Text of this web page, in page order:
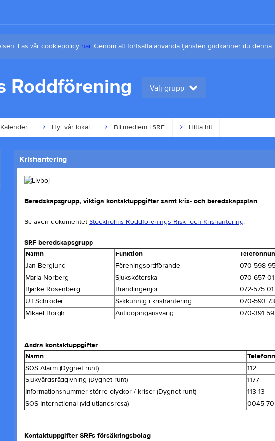
Läs vår cookiepolicy här. Genom att fortsätta använda tjänsten godkänner du denna.
Roddförening Välj grupp
Kalender Hyr vår lokal Bli medlem i SRF Hitta hit
Krishantering
Beredskapsgrupp, viktiga kontaktuppgifter samt kris- och beredskapsplan
Se även dokumentet Stockholms Roddförenings Risk- och Krishantering.
SRF beredskapsgrupp
Namn
Funktion
Jan Berglund
Föreningsordförande
070-598
Maria Norberg
Sjuksköterska
070-657
Bjarke Rosenberg
Brandingenjör
072-575
Ulf Schröder
Sakkunnig i krishantering
070-593
Mikael Borgh
Antidopingansvarig 070-391
Andra kontaktuppgifter
Namn
SOS Alarm (Dygnet runt)
112
Sjukvårdsrådgivning (Dygnet runt)
1177
Informationsnummer större olyckor / kriser (Dygnet runt)
113 13
SOS International (vid utlandsresa)
0045-
Kontaktuppgifter SRFs försäkringsbolag